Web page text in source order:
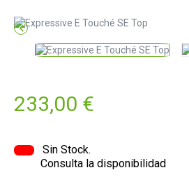

233,00 €
Sin Stock.
Consulta la disponibilidad